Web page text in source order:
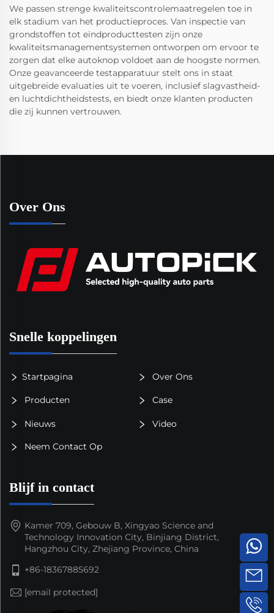
We passen strenge kwaliteitscontrolemaatregelen toe in
elk stadium van het productieproces. Van inspectie van
grondstoffen tot eindproducttesten zijn onze
kwaliteitsmanagementsystemen ontworpen om ervoor te
zorgen dat elke autoknop voldoet aan de hoogste normen.
Onze geavanceerde testapparatuur stelt ons in staat
uitgebreide evaluaties uit te voeren, inclusief slagvastheid-
en luchtdichtheidstests, en biedt onze klanten producten
die zij kunnen vertrouwen.
Over Ons
Snelle koppelingen
Startpagina Over Ons
Producten Case
Nieuws Video
Neem Contact Op
Blijf in contact
Kamer 709, Gebouw B, Xingyao Science and
Technology Innovation City, Binjiang District,
Hangzhou City, Zhejiang Province, China
+86-18367885692
[email protected]